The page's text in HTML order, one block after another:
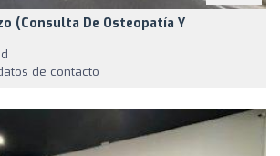
(Consulta De Osteopatía Y
de contacto